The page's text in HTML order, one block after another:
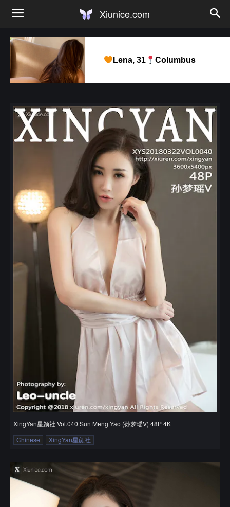
Xiunice.com
Lena, 31 Columbus
XingYan星颜社 Vol.040 Sun Meng Yao (孙梦瑶V) 48P 4K
Chinese
XingYan星颜社